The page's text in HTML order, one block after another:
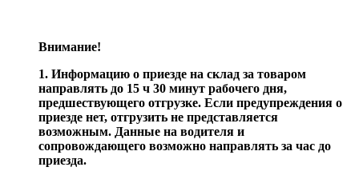
Внимание!
1. Информацию о приезде на склад за товаром
направлять до 15 ч 30 минут рабочего дня,
предшествующего отгрузке. Если предупреждения о
приезде нет, отгрузить не представляется
возможным. Данные на водителя и
сопровождающего возможно направлять за час до
приезда.